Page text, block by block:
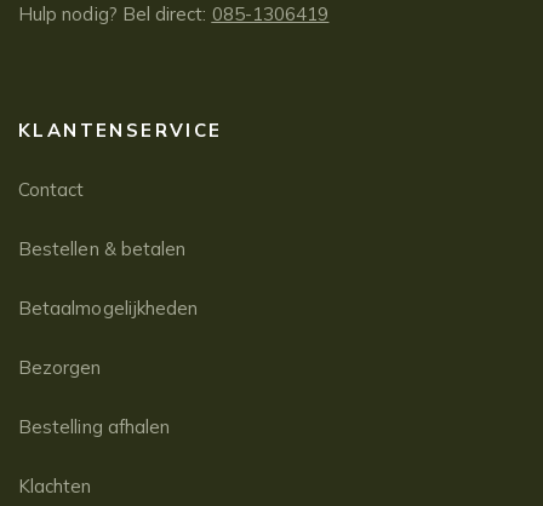
Hulp nodig? Bel direct: 085-1306419
KLANTENSERVICE
Contact
Bestellen & betalen
Betaalmogelijkheden
Bezorgen
Bestelling afhalen
Klachten